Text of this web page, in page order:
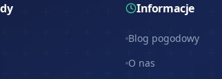
Informacje
Blog pogodowy
O nas